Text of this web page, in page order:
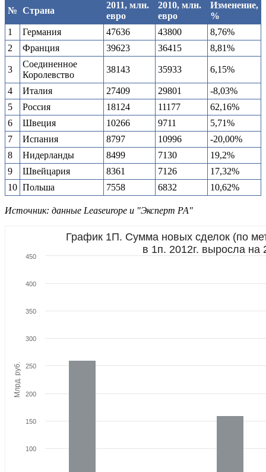
№ Страна
2011, млн.
евро
2010, млн.
евро
Изменение,
%
1
Германия 47636 43800
8,76%
2
Франция 39623 36415 8,81%
3
Соединенное
Королевство
38143 35933 6,15%
4 Италия 27409 29801
-8,03%
5
Россия 18124 11177
62,16%
6
Швеция 10266 9711
5,71%
7
Испания 8797 10996
-20,00%
8
Нидерланды 8499 7130
19,2%
9
Швейцария 8361 7126
17,32%
10 Польша 7558 6832 10,62%
Источник: данные Leaseurope и "Эксперт РА"
Млрд. руб.
График 1П. Сумма новых сделок (по
в 1п. 2012г. выросла на
100
150
200
250
300
350
400
450